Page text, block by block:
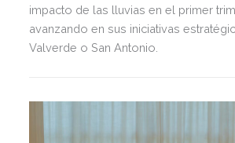
impacto de las lluvias en el primer
avanzando en sus iniciativas
Valverde o San Antonio.